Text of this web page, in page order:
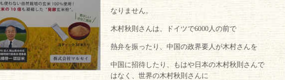
なりません。
木村秋則さんは、ドイツで6000人の前で
熱弁を振ったり、中国の政界要人が木村さんを
中国に招待したり、もはや日本の木村秋則さんで
はなく、世界の木村秋則さんに